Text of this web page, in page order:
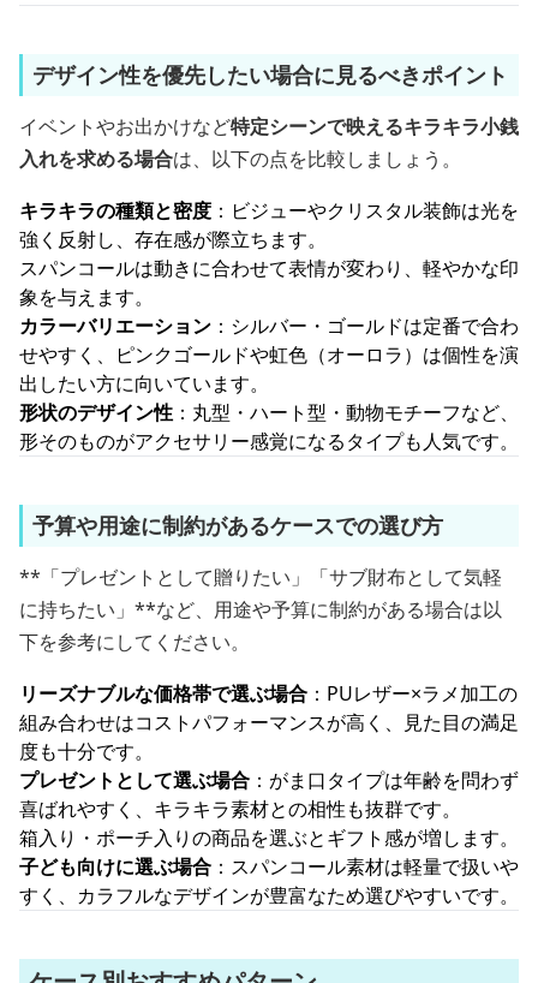
デザイン性を優先したい場合に見るべきポイント
イベントやお出かけなど特定シーンで映えるキラキラ小銭
入れを求める場合は、以下の点を比較しましょう。
キラキラの種類と密度 ：ビジューやクリスタル装飾は光を
強く反射し、存在感が際立ちます。
スパンコールは動きに合わせて表情が変わり、軽やかな印
象を与えます。
カラーバリエーション ：シルバー・ゴールドは定番で合わ
せやすく、ピンクゴールドや虹色（オーロラ）は個性を演
出したい方に向いています。
形状のデザイン性 ：丸型・ハート型・動物モチーフなど、
形そのものがアクセサリー感覚になるタイプも人気です。
予算や用途に制約があるケースでの選び方
**「プレゼントとして贈りたい」「サブ財布として気軽
に持ちたい」**など、用途や予算に制約がある場合は以
下を参考にしてください。
リーズナブルな価格帯で選ぶ場合 ：PUレザー×ラメ加工の
組み合わせはコストパフォーマンスが高く、見た目の満足
度も十分です。
プレゼントとして選ぶ場合 ：がま口タイプは年齢を問わず
喜ばれやすく、キラキラ素材との相性も抜群です。
箱入り・ポーチ入りの商品を選ぶとギフト感が増します。
子ども向けに選ぶ場合 ：スパンコール素材は軽量で扱いや
すく、カラフルなデザインが豊富なため選びやすいです。